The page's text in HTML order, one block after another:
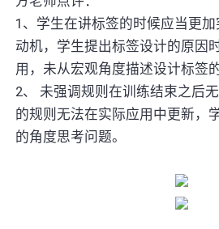
1、学生在讲标签的时候应当更
动机，学生提出标签设计的原因
用，未从宏观角度描述设计标签
2、 未强调规则在训练结束之后
的规则无法在实际应用中更新，
的角度思考问题。